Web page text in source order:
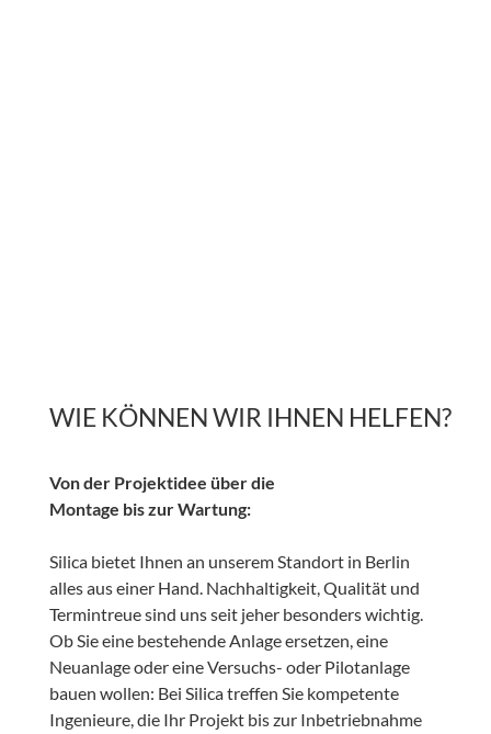
WIE KÖNNEN WIR IHNEN HELFEN?
Von der Projektidee über die
Montage bis zur Wartung:
Silica bietet Ihnen an unserem Standort in Berlin
alles aus einer Hand. Nachhaltigkeit, Qualität und
Termintreue sind uns seit jeher besonders wichtig.
Ob Sie eine bestehende Anlage ersetzen, eine
Neuanlage oder eine Versuchs- oder Pilotanlage
bauen wollen: Bei Silica treffen Sie kompetente
Ingenieure, die Ihr Projekt bis zur Inbetriebnahme